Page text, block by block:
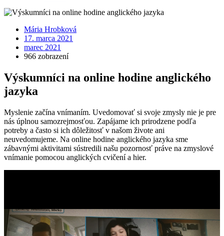
Mária Hrobková
17. marca 2021
marec 2021
966 zobrazení
Výskumníci na online hodine anglického
jazyka
Myslenie začína vnímaním. Uvedomovať si svoje zmysly nie je pre
nás úplnou samozrejmosťou. Zapájame ich prirodzene podľa
potreby a často si ich dôležitosť v našom živote ani
neuvedomujeme. Na online hodine anglického jazyka sme
zábavnými aktivitami sústredili našu pozornosť práve na zmyslové
vnímanie pomocou anglických cvičení a hier.